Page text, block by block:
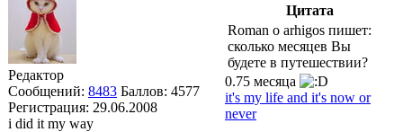
Редактор
Сообщений: 8483 Баллов: 4577
Регистрация: 29.06.2008
i did it my way
Цитата
Roman o arhigos пишет:
сколько месяцев Вы
будете в путешествии?
0.75 месяца
it's my life and it's now or
never